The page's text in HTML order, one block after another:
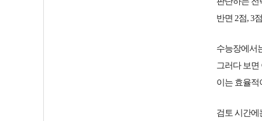
반면 2점, 3
수능장에서
그러다 보면
이는 효율적
검토 시간